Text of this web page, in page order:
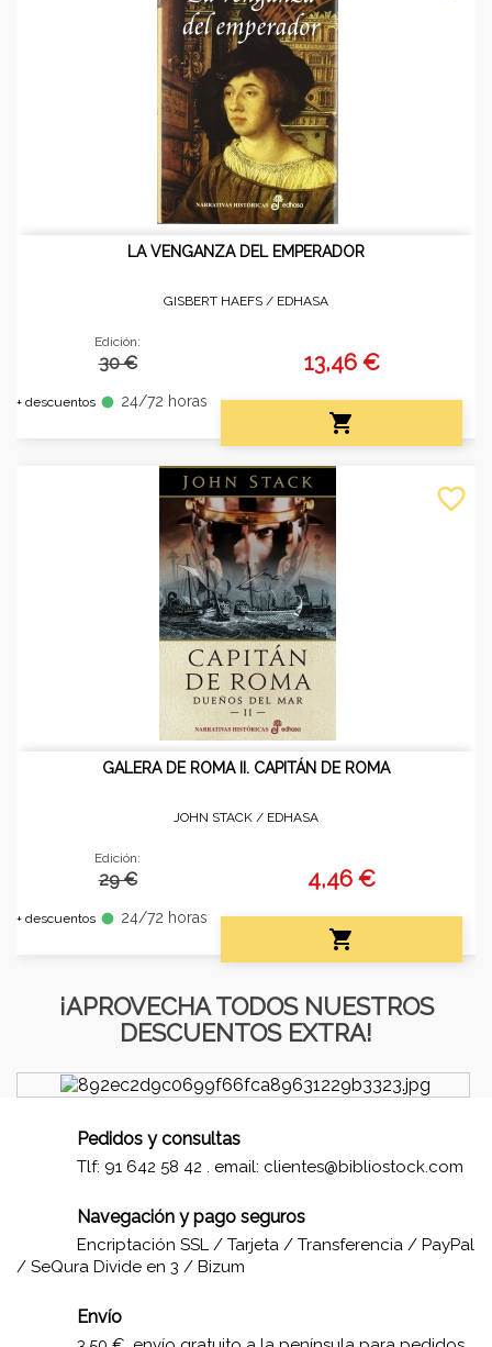
LA VENGANZA DEL EMPERADOR
GISBERT HAEFS / EDHASA
Edición:
30 €
+ descuentos fiber_manual_record 24/72 horas
13,46 €

GALERA DE ROMA II. CAPITÁN DE ROMA
JOHN STACK / EDHASA
Edición:
29 €
+ descuentos fiber_manual_record 24/72 horas
4,46 €

favorite_border
¡APROVECHA TODOS NUESTROS
DESCUENTOS EXTRA!
Pedidos y consultas
Tlf: 91 642 58 42 . email: clientes@bibliostock.com
Navegación y pago seguros
Encriptación SSL / Tarjeta / Transferencia / PayPal
/ SeQura Divide en 3 / Bizum
Envío